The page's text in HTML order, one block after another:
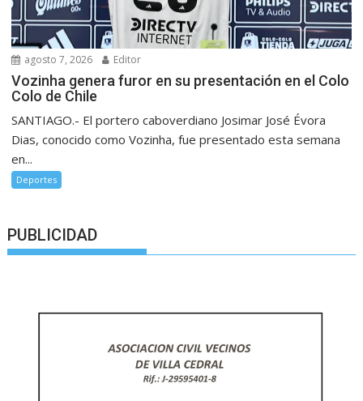
agosto 7, 2026 Editor
Vozinha genera furor en su presentación en el Colo
Colo de Chile
SANTIAGO.- El portero caboverdiano Josimar José Évora
Dias, conocido como Vozinha, fue presentado esta semana
en...
Deportes
PUBLICIDAD